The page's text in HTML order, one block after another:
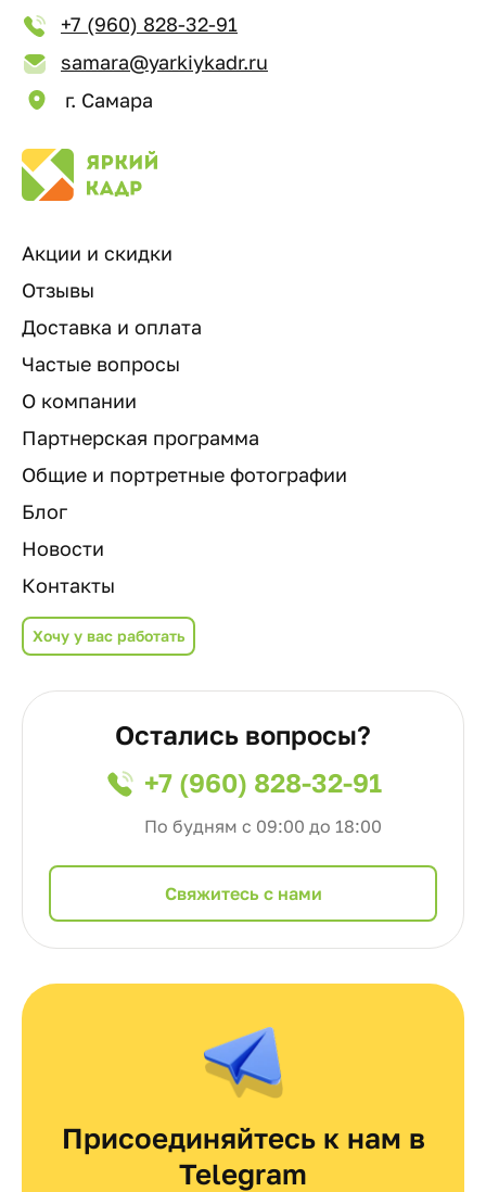
+7 (960) 828-32-91
samara@yarkiykadr.ru
г. Самара
Акции и скидки
Отзывы
Доставка и оплата
Частые вопросы
О компании
Партнерская программа
Общие и портретные фотографии
Блог
Новости
Контакты
Хочу у вас работать
Остались вопросы?
+7 (960) 828-32-91
По будням с 09:00 до 18:00
Cвяжитесь с нами
Присоединяйтесь к нам в
Telegram